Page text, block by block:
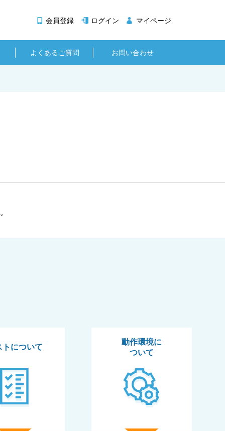
会員登録 ログイン マイページ
よくあるご質問 お問い合わせ
トについて
動作環境に
ついて